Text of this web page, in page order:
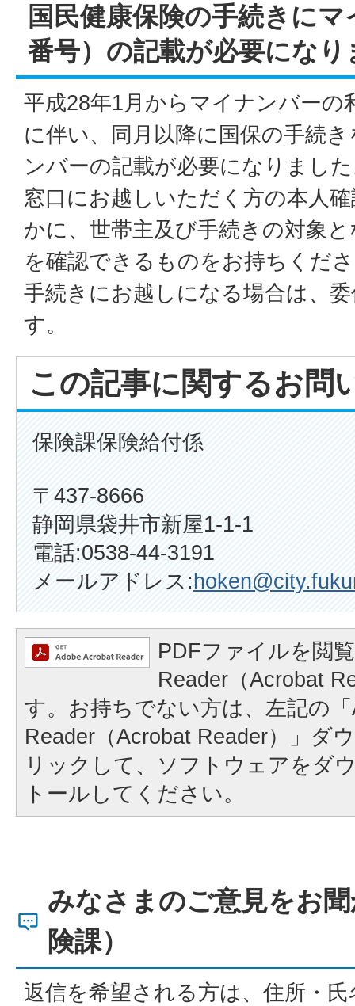
国民健康保険の手続きに
番号）の記載が必要になり
平成28年1月からマイナンバーの
に伴い、同月以降に国保の手続
ンバーの記載が必要になりまし
窓口にお越しいただく方の本人
かに、世帯主及び手続きの対象
を確認できるものをお持ちくだ
手続きにお越しになる場合は、
す。
この記事に関するお問
保険課保険給付係
〒437-8666
静岡県袋井市新屋1-1-1
電話:0538-44-3191
メールアドレス:
PDFファイルを閲
Reader（Acrobat
す。お持ちでない方は、左記の
Reader（Acrobat Reader）」ダ
リックして、ソフトウェアをダ
トールしてください。
みなさまのご意見をお
険課）
返信を希望される方は、住所・